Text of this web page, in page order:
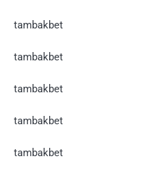
tambakbet
tambakbet
tambakbet
tambakbet
tambakbet